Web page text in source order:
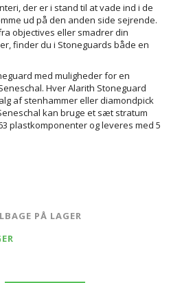
der er i stand til at vade ind i de
ud på den anden side sejrende.
objectives eller smadrer din
finder du i Stoneguards både en
med muligheder for en
Hver Alarith Stoneguard
af stenhammer eller diamondpick
kan bruge et sæt stratum
plastkomponenter og leveres med 5
PÅ LAGER